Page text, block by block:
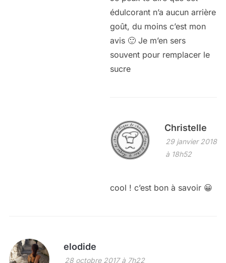
édulcorant n’a aucun arrière
goût, du moins c’est mon
avis 🙂 Je m’en sers
souvent pour remplacer le
sucre
Christelle
29 janvier 2018
à 18h52
cool ! c’est bon à savoir 😀
elodide
28 octobre 2017 à 7h22